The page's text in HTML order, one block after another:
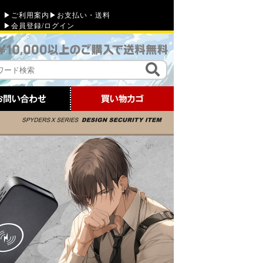
▶ご利用案内▶お支払い・送料
▶会員登録/ログイン